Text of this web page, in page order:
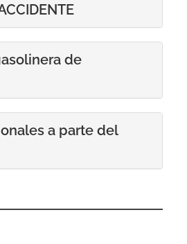
de
a parte del